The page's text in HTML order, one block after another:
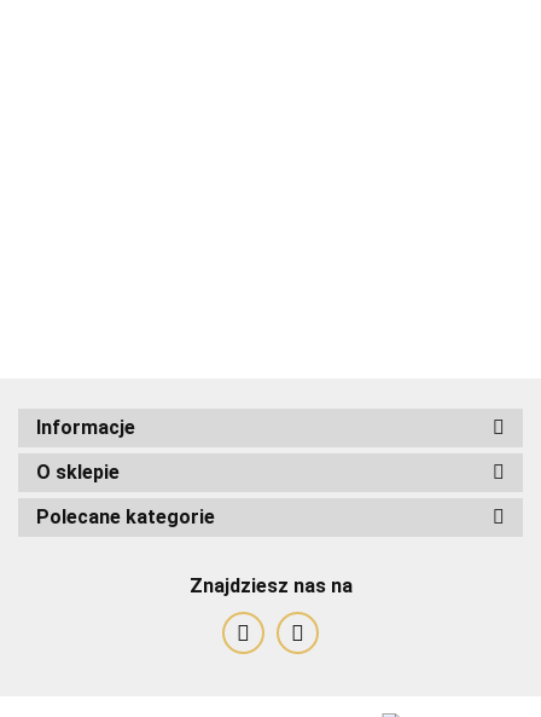
Alessandro Paoli
Informacje
O sklepie
Polecane kategorie
Znajdziesz nas na